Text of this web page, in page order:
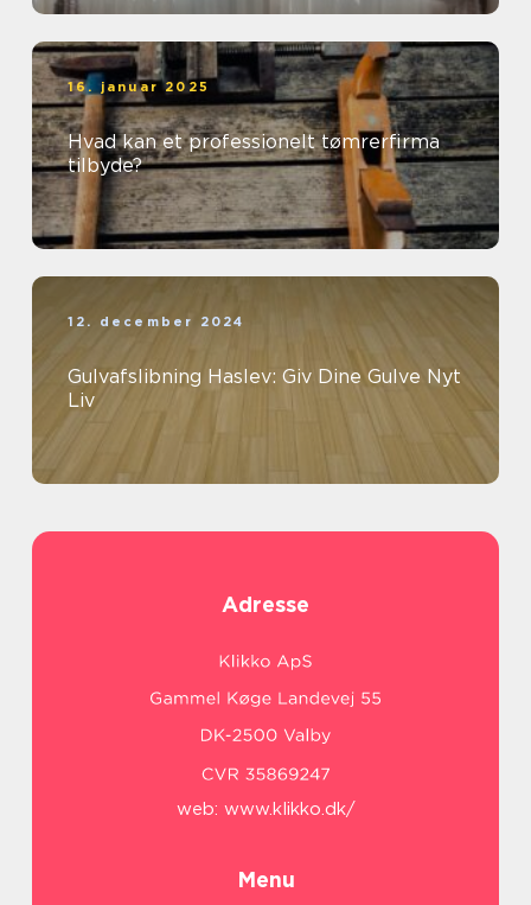
16. januar 2025
Hvad kan et professionelt tømrerfirma
tilbyde?
12. december 2024
Gulvafslibning Haslev: Giv Dine Gulve Nyt
Liv
Adresse
web: www.klikko.dk/
Menu